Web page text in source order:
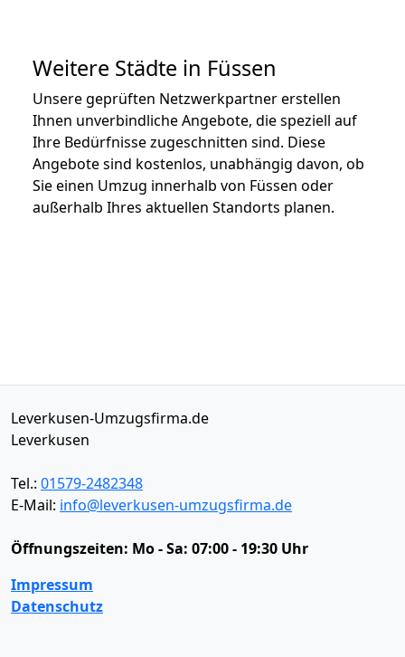
Weitere Städte in Füssen
Unsere geprüften Netzwerkpartner erstellen
Ihnen unverbindliche Angebote, die speziell auf
Ihre Bedürfnisse zugeschnitten sind. Diese
Angebote sind kostenlos, unabhängig davon, ob
Sie einen Umzug innerhalb von Füssen oder
außerhalb Ihres aktuellen Standorts planen.
Leverkusen-Umzugsfirma.de
Leverkusen
Tel.: 01579-2482348
E-Mail: info@leverkusen-umzugsfirma.de
Öffnungszeiten: Mo - Sa: 07:00 - 19:30 Uhr
Impressum
Datenschutz